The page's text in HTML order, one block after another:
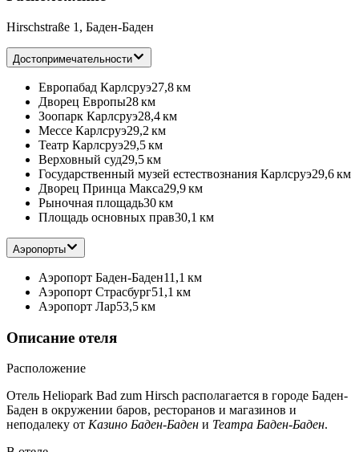
Hirschstraße 1, Баден-Баден
Достопримечательности
Европабад Карлсруэ27,8 км
Дворец Европы28 км
Зоопарк Карлсруэ28,4 км
Мессе Карлсруэ29,2 км
Театр Карлсруэ29,5 км
Верховный суд29,5 км
Государственный музей естествознания Карлсруэ29,6 км
Дворец Принца Макса29,9 км
Рыночная площадь30 км
Площадь основных прав30,1 км
Аэропорты
Аэропорт Баден-Баден11,1 км
Аэропорт Страсбург51,1 км
Аэропорт Лар53,5 км
Описание отеля
Расположение
Отель Heliopark Bad zum Hirsch располагается в городе Баден-
Баден в окружении баров, ресторанов и магазинов и
неподалеку от Казино Баден-Баден и Театра Баден-Баден.